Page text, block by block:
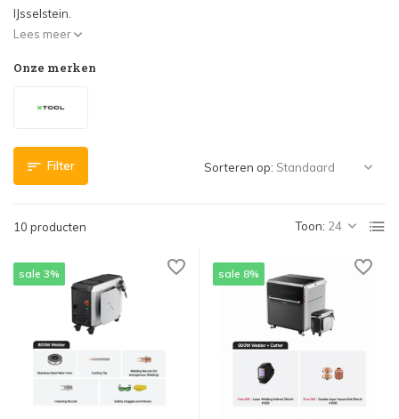
IJsselstein.
Lees meer
Onze merken
Filter
10 producten Toon:
Sorteren op:
sale 3% sale 8%